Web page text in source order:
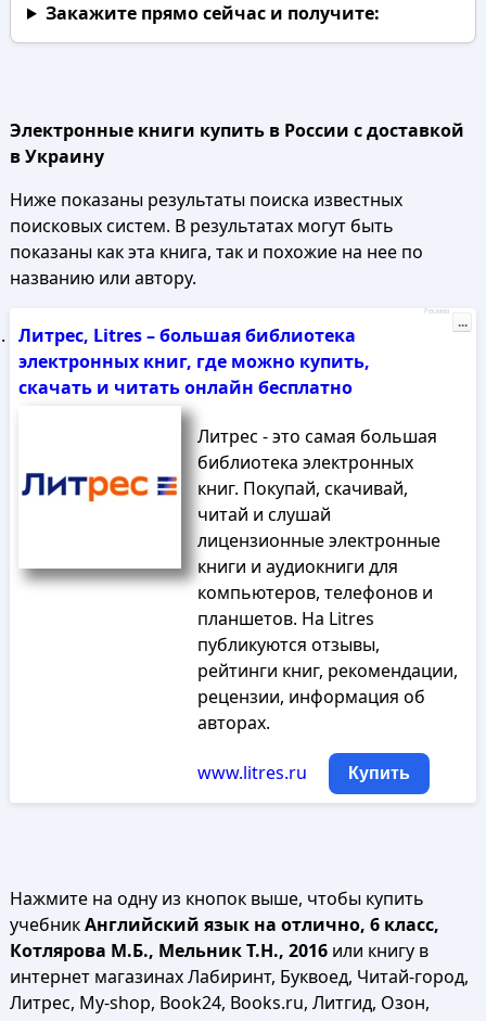
Закажите прямо сейчаси получите:
Электронные книги купить в России с доставкой
в Украину
Ниже показаны результаты поиска известных
поисковых систем. В результатах могут быть
показаны как эта книга, так и похожие на нее по
названию или автору.
Литрес, Litres – большая библиотека
электронных книг, где можно купить,
скачать и читать онлайн бесплатно
Литрес - это самая большая
библиотека электронных
книг. Покупай, скачивай,
читай и слушай
лицензионные электронные
книги и аудиокниги для
компьютеров, телефонов и
планшетов. На Litres
публикуются отзывы,
рейтинги книг, рекомендации,
рецензии, информация об
авторах.
www.litres.ru Купить
Реклама
...
Нажмите на одну из кнопок выше, чтобы купить
учебникАнглийский язык на отлично, 6 класс,
Котлярова М.Б., Мельник Т.Н., 2016или книгу в
интернет магазинах Лабиринт, Буквоед, Читай-город,
Литрес, My-shop, Book24, Books.ru, Литгид, Озон,